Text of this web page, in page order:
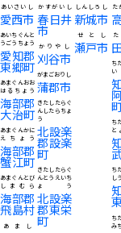
愛西市
あいさいし
愛知郡
東郷町
あいちぐんと
うごうちょう
海部郡
大治町
あまぐんおお
はるちょう
海部郡
蟹江町
あまぐんかに
えちょう
海部郡
飛島村
あまぐんとび
しまむら
あまし
春日井
市
かすがいし
刈谷市
かりやし
蒲郡市
がまごおりし
北設楽
郡設楽
町
きたしたらぐ
んしたらちょ
う
北設楽
郡東栄
町
きたしたらぐ
んとうえいち
ょう
新城市
しんしろし
瀬戸市
せとし
た
ち
ち
と
ち
し
ち
み